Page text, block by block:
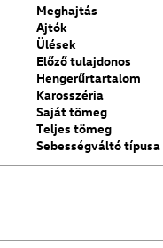
Meghajtás
Ajtók
Ülések
Előző tulajdonos
Hengerűrtartalom
Karosszéria
Saját tömeg
Teljes tömeg
Sebességváltó típusa